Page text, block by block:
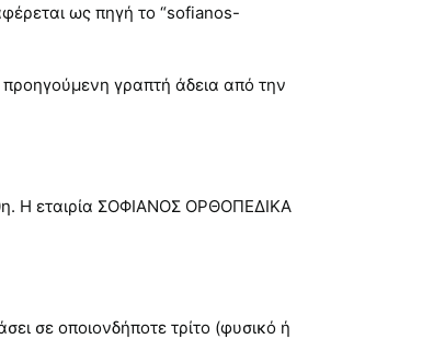
ως πηγή το “sofianos-
γραπτή άδεια από την
Η εταιρία ΣΟΦΙΑΝΟΣ ΟΡΘΟΠΕΔΙΚΑ
σε οποιονδήποτε τρίτο (φυσικό ή